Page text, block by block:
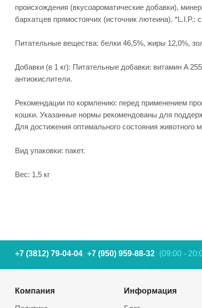
происхождения (вкусоароматические добавки),
бархатцев прямостоячих (источник лютеина).
Питательные вещества: белки 46,5%, жиры 12,0%,
Добавки (в 1 кг): Питательные добавки: витамин A
антиокислители.
Рекомендации по кормлению: перед применением
кошки. Указанные нормы рекомендованы для
Для достижения оптимального состояния животного
Вид упаковки: пакет.
Вес: 1,5 кг
+7 (3812) 79-04-04 +7 (950) 959-88-32 (09:00 -
Компания Информация